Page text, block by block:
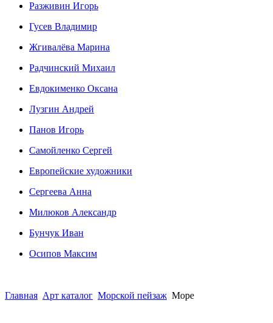
Разживин Игорь
Гусев Владимир
Жгивалёва Марина
Радчинский Михаил
Евдокименко Оксана
Лузгин Андрей
Панов Игорь
Сaмoйленко Сергей
Европейские художники
Сергеева Анна
Милюков Александр
Бунчук Иван
Осипoв Максим
Главная Арт каталог Морской пейзаж Море